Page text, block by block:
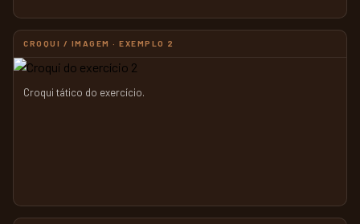
CROQUI / IMAGEM · EXEMPLO 2
Croqui tático do exercício.